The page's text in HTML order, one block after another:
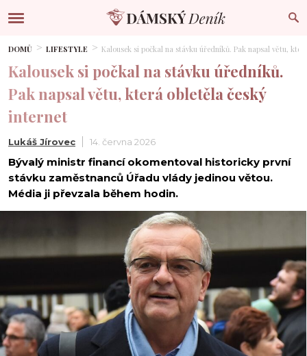
DOMŮ LIFESTYLE Kalousek si počkal na stávku úředníků. Pak napsal větu,
Kalousek si počkal na stávku úředníků.
Pak napsal větu, která obletěla český
internet
Lukáš Jírovec 14. června 2026
Bývalý ministr financí okomentoval historicky první
stávku zaměstnanců Úřadu vlády jedinou větou.
Média ji převzala během hodin.